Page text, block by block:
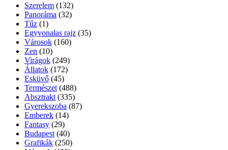
Szerelem (132)
Panoráma (32)
Tűz (1)
Egyvonalas rajz (35)
Városok (160)
Zen (10)
Virágok (249)
Állatok (172)
Esküvő (45)
Természet (488)
Absztrakt (335)
Gyerekszoba (87)
Emberek (14)
Fantasy (29)
Budapest (40)
Grafikák (250)